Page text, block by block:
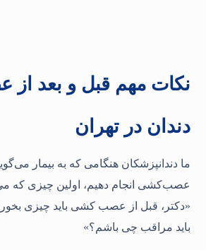
نکات مهم قبل و بعد
دندان در تهران
ما دندانپزشکان هنگامی که به بیمار
عصب‌کشی انجام دهیم، اولین چیزی که
«دکتر، قبل از عصب کشی باید چیزی
باید مراقب چی باشم؟»